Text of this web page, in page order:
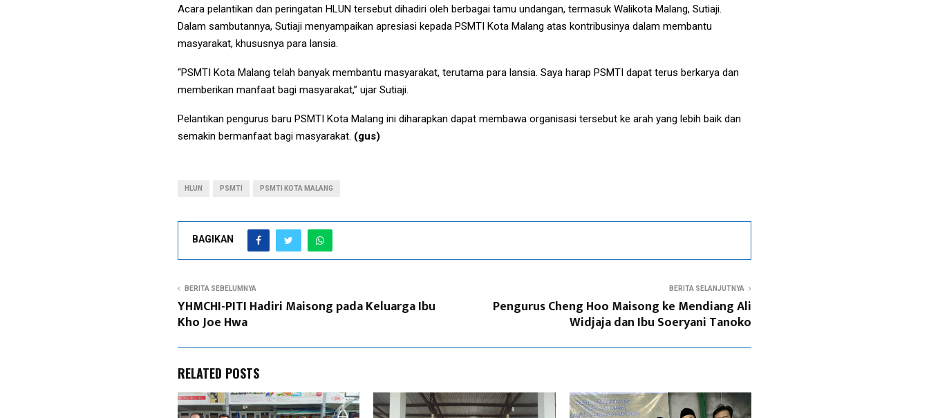
Acara pelantikan dan peringatan HLUN tersebut dihadiri oleh berbagai tamu undangan, termasuk Walikota Malang, Sutiaji.
Dalam sambutannya, Sutiaji menyampaikan apresiasi kepada PSMTI Kota Malang atas kontribusinya dalam membantu
masyarakat, khususnya para lansia.
“PSMTI Kota Malang telah banyak membantu masyarakat, terutama para lansia. Saya harap PSMTI dapat terus berkarya dan
memberikan manfaat bagi masyarakat,” ujar Sutiaji.
Pelantikan pengurus baru PSMTI Kota Malang ini diharapkan dapat membawa organisasi tersebut ke arah yang lebih baik dan
semakin bermanfaat bagi masyarakat. (gus)
HLUN PSMTI PSMTI KOTA MALANG
BAGIKAN
BERITA SEBELUMNYA
YHMCHI-PITI Hadiri Maisong pada Keluarga Ibu
Kho Joe Hwa
BERITA SELANJUTNYA
Pengurus Cheng Hoo Maisong ke Mendiang Ali
Widjaja dan Ibu Soeryani Tanoko
RELATED POSTS